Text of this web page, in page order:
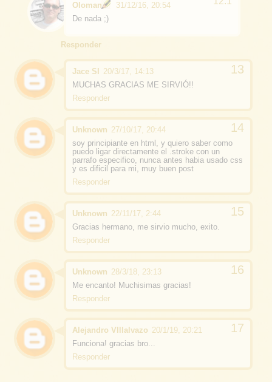
Oloman
31/12/16, 20:54
De nada ;)
Responder
Jace SI
20/3/17, 14:13
MUCHAS GRACIAS ME SIRVIÓ!!
Responder
Unknown 27/10/17, 20:44
soy principiante en html, y quiero saber como
puedo ligar directamente el .stroke con un
parrafo especifico, nunca antes habia usado css
y es dificil para mi, muy buen post
Responder
Unknown 22/11/17, 2:44
Gracias hermano, me sirvio mucho, exito.
Responder
Unknown 28/3/18, 23:13
Me encanto! Muchisimas gracias!
Responder
Alejandro VIllalvazo 20/1/19, 20:21
Funciona! gracias bro...
Responder